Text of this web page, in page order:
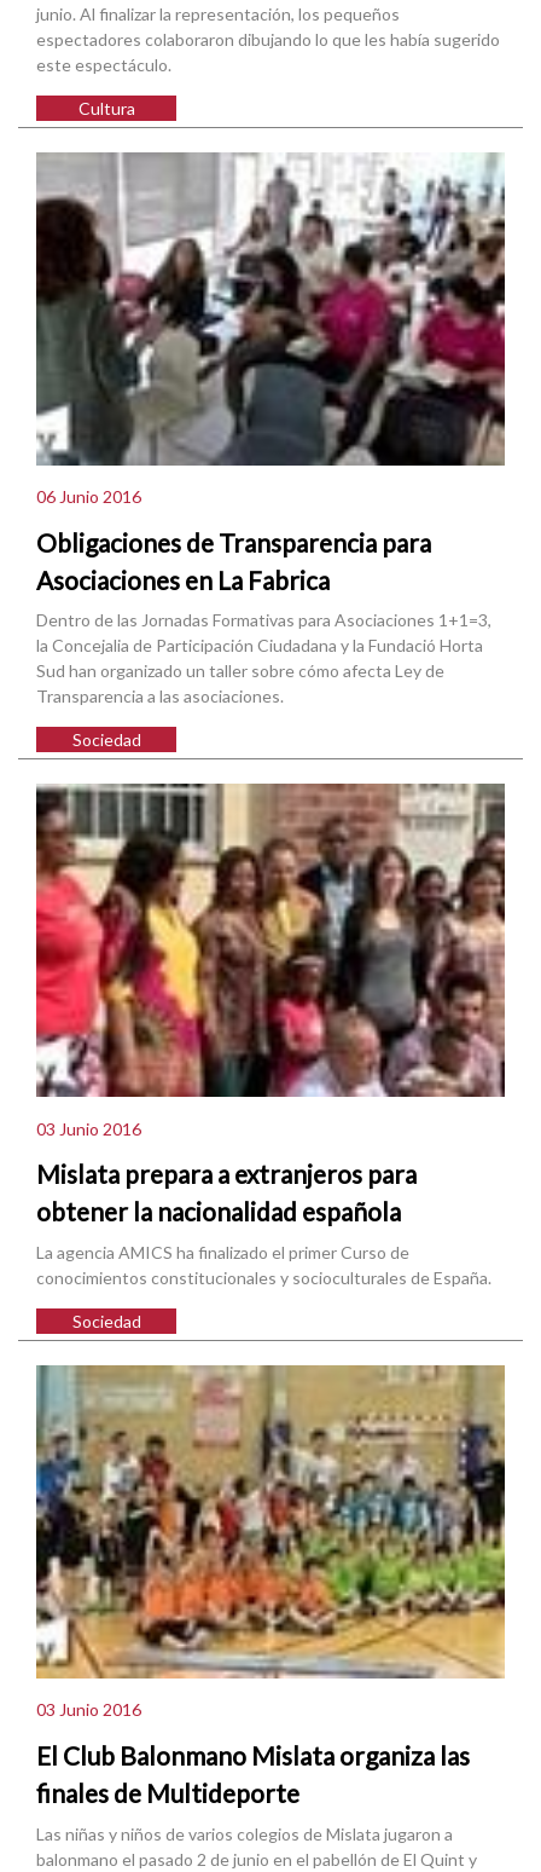
junio. Al finalizar la representación, los pequeños
espectadores colaboraron dibujando lo que les había sugerido
este espectáculo.
Cultura
06 Junio 2016
Obligaciones de Transparencia para
Asociaciones en La Fabrica
Dentro de las Jornadas Formativas para Asociaciones 1+1=3,
la Concejalia de Participación Ciudadana y la Fundació Horta
Sud han organizado un taller sobre cómo afecta Ley de
Transparencia a las asociaciones.
Sociedad
03 Junio 2016
Mislata prepara a extranjeros para
obtener la nacionalidad española
La agencia AMICS ha finalizado el primer Curso de
conocimientos constitucionales y socioculturales de España.
Sociedad
03 Junio 2016
El Club Balonmano Mislata organiza las
finales de Multideporte
Las niñas y niños de varios colegios de Mislata jugaron a
balonmano el pasado 2 de junio en el pabellón de El Quint y